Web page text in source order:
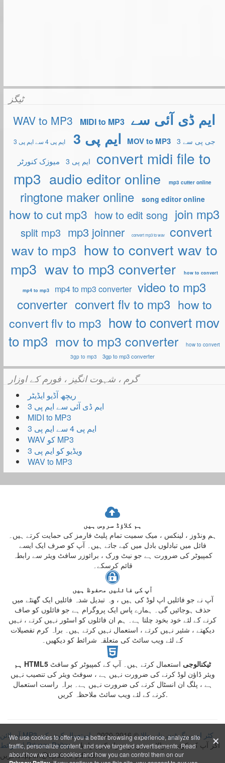
ٹیگز
WAV to MP3 MIDI to MP3 ایم ڈی آئی سے
ایم پی 3
ایم پی 4 سے ایم پی 3 MOV to MP3
3 جی پی سے
ایم پی 3
میوزک کنورٹر
convert midi file to
mp3 audio editor online mp3 cutter online
ringtone maker online song editor online
how to cut mp3 how to edit song join mp3
split mp3 mp3 joinner convert mp3 to wav
convert
wav to mp3 how to convert wav to
mp3 wav to mp3 converter how to convert
mp4 to mp3 mp4 to mp3 converter video to mp3
converter convert flv to mp3 how to
convert flv to mp3 how to convert mov
to mp3 mov to mp3 converter
how to convert
3gp to mp3
3gp to mp3 converter
گرم ، شہوت انگیز ، فورم کے اوزار
ریچھ آڈیو ایڈیٹر
ایم ڈی آئی سے ایم پی 3
MIDI to MP3
ایم پی 4 سے ایم پی 3
WAV کو MP3
ویڈیو کو ایم پی 3
WAV to MP3
ہم کلاؤڈ سروس ہیں
ہم ونڈوز ، لینکس ، میک سمیت تمام پلیٹ فارمز کی حمایت کرتے ہیں۔
فائل میں تبادلوں بادل میں کیے جاتے ہیں۔ آپ کو صرف ایک ایسے
کمپیوٹر کی ضرورت ہے جو نیٹ ورک ، برائوزر سافٹ ویئر سے رابطہ
قائم کرسکے۔
آپ کی فائلیں محفوظ ہیں
آپ نے جو فائلیں اپ لوڈ کی ہیں ، وہ تبدیل شدہ فائلیں ایک گھنٹے میں
حذف ہوجائیں گی۔ ہمارے پاس ایک پروگرام ہے جو فائلوں کو صاف
کرنے کے لئے خود بخود چلتا ہے۔ ہم ان فائلوں کو اسٹور نہیں کرتے ، نہیں
دیکھتے ، شئیر نہیں کرتے ، استعمال نہیں کرتے ہیں۔ براہ کرم تفصیلات
کے لئے ویب سائٹ کی متعلقہ شرائط کو دیکھیں۔
ہم HTML5 ٹیکنالوجی استعمال کرتے ہیں۔ آپ کے کمپیوٹر کو سافٹ
ویئر ڈاؤن لوڈ کرنے کی ضرورت نہیں ہے ، سوفٹ ویئر کی تنصیب نہیں
ہے ، پلگ ان انسٹال کرنے کی ضرورت نہیں ہے۔ براہ راست استعمال
کرنے کے لئے ویب سائٹ ملاحظہ کریں.
آن لائن MP3 کٹر اور رنگ ٹون بنانے والا© 2016-2020
استعمال کرنے کی
شرائط| Privacy Policy
اگر آپ کے کوئی سوالات ہیں تو ، براہ کرم رابطہ
کریں:support@epub-to-pdf.com
×
We use cookies to offer you a better browsing experience, analyze site
traffic, personalize content, and serve targeted advertisements. Read
about how we use cookies and how you can control them on our